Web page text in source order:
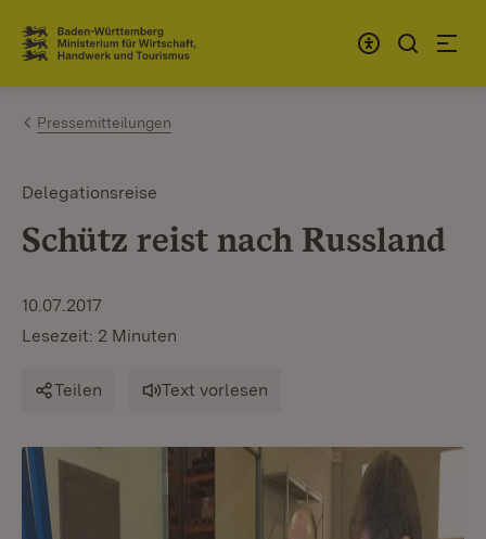
Zum Inhalt springen
Link zur Startseite
Pressemitteilungen
Delegationsreise
Schütz reist nach Russland
10.07.2017
Lesezeit: 2 Minuten
Teilen Text vorlesen